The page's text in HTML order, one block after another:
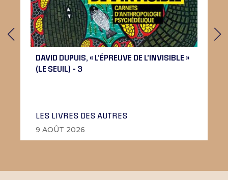
DAVID DUPUIS, « L’ÉPREUVE DE L’INVISIBLE »
(LE SEUIL) – 3
LES LIVRES DES AUTRES
9 AOÛT 2026